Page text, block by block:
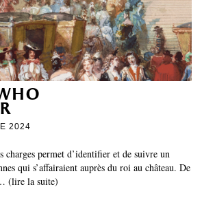
LES +
GRATUIT AU MAGAZINE
2024
charges permet d’identifier et de suivre un
qui s’affairaient auprès du roi au château. De
(lire la suite)